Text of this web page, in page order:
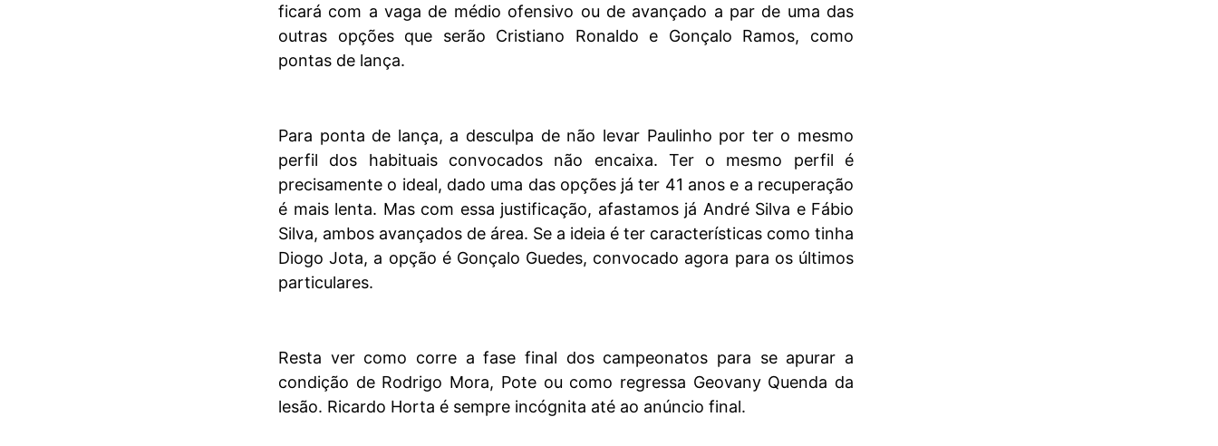
ficará com a vaga de médio ofensivo ou de avançado a par de uma das
outras opções que serão Cristiano Ronaldo e Gonçalo Ramos, como
pontas de lança.
Para ponta de lança, a desculpa de não levar Paulinho por ter o mesmo
perfil dos habituais convocados não encaixa. Ter o mesmo perfil é
precisamente o ideal, dado uma das opções já ter 41 anos e a recuperação
é mais lenta. Mas com essa justificação, afastamos já André Silva e Fábio
Silva, ambos avançados de área. Se a ideia é ter características como tinha
Diogo Jota, a opção é Gonçalo Guedes, convocado agora para os últimos
particulares.
Resta ver como corre a fase final dos campeonatos para se apurar a
condição de Rodrigo Mora, Pote ou como regressa Geovany Quenda da
lesão. Ricardo Horta é sempre incógnita até ao anúncio final.